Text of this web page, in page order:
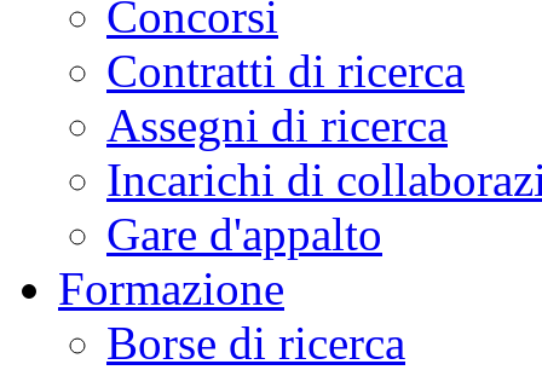
Concorsi
Contratti di ricerca
Assegni di ricerca
Incarichi di
Gare d'appalto
Formazione
Borse di ricerca